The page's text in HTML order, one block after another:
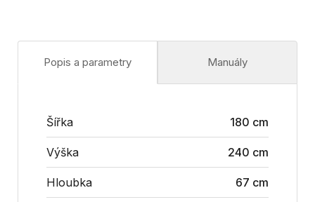
Popis a parametry Manuály
Šířka 180 cm
Výška 240 cm
Hloubka 67 cm